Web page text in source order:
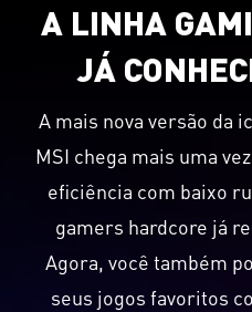
A LINHA
JÁ
A mais nova versão da
MSI chega mais uma
eficiência com baixo
gamers hardcore já
Agora, você também
seus jogos favoritos